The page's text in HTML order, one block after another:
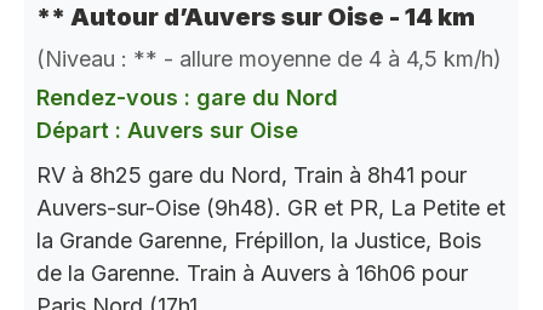
** Autour d’Auvers sur Oise - 14 km
(Niveau : ** - allure moyenne de 4 à 4,5 km/h)
Rendez-vous : gare du Nord
Départ : Auvers sur Oise
RV à 8h25 gare du Nord, Train à 8h41 pour
Auvers-sur-Oise (9h48). GR et PR, La Petite et
la Grande Garenne, Frépillon, la Justice, Bois
de la Garenne. Train à Auvers à 16h06 pour